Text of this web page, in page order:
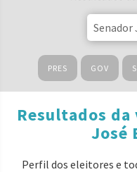
PRES GOV
Resultados da
José
Perfil dos eleitores e